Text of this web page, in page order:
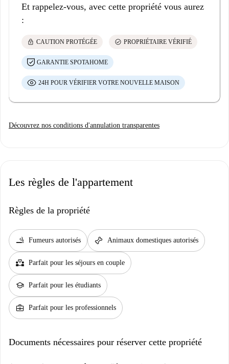
Et rappelez-vous, avec cette propriété vous aurez
:
lock CAUTION PROTÉGÉE check_circle PROPRIÉTAIRE VÉRIFIÉ
GARANTIE SPOTAHOME
24H POUR VÉRIFIER VOTRE NOUVELLE MAISON
Découvrez nos conditions d'annulation transparentes
Les règles de l'appartement
Règles de la propriété
smoking_rooms Fumeurs autorisés pet_supplies Animaux domestiques autorisés
partner_heart Parfait pour les séjours en couple
school Parfait pour les étudiants
business_center Parfait pour les professionnels
Documents nécessaires pour réserver cette propriété